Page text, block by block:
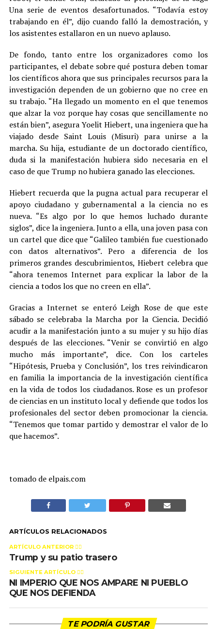
Una serie de eventos desafortunados. “Todavía estoy
trabajando en él”, dijo cuando falló la demostración, y
los asistentes estallaron en un nuevo aplauso.
De fondo, tanto entre los organizadores como los
participantes, el debate sobre qué postura deben tomar
los científicos ahora que sus principales recursos para la
investigación dependen de un gobierno que no cree en
su trabajo. “Ha llegado un momento en el que tenemos
que alzar la voz porque hay cosas que sencillamente no
están bien”, asegura Yoelit Hiebert, una ingeniera que ha
viajado desde Saint Louis (Misuri) para unirse a la
marcha. Su hija, estudiante de un doctorado científico,
duda si la manifestación hubiera sido necesaria en el
caso de que Trump no hubiera ganado las elecciones.
Hiebert recuerda que la pugna actual para recuperar el
apoyo ciudadano y gubernamental a la ciencia no es
nueva. “Es algo por lo que hemos luchado durante
siglos”, dice la ingeniera. Junto a ella, una joven pasa con
un cartel que dice que “Galileo también fue cuestionado
con datos alternativos”. Pero a diferencia de los
primeros grandes descubrimientos, Hiebert celebra que
“ahora tenemos Internet para explicar la labor de la
ciencia a todos los que no creen en ella”.
Gracias a Internet se enteró Leigh Rose de que este
sábado se celebraba la Marcha por la Ciencia. Decidió
acudir a la manifestación junto a su mujer y su hijo días
después de las elecciones. “Venir se convirtió en algo
mucho más importante”, dice. Con los carteles
“Hipótesis, Prueba y Conclusión”, los tres reivindicaron
en familia la importancia de la investigación científica
en la vida de todos los ciudadanos. Rose es un profesor
de ciencias en un instituto local y defiende que todos los
profesionales del sector deben promocionar la ciencia.
“Tenemos que tomar partido y demostrar el valor de lo
que hacemos”.
tomado de elpais.com
ARTÍCULOS RELACIONADOS
ARTÍCULO ANTERIOR 👉🏻
Trump y su patio trasero
SIGUIENTE ARTÍCULO 👈🏻
NI IMPERIO QUE NOS AMPARE NI PUEBLO
QUE NOS DEFIENDA
TE PODRÍA GUSTAR